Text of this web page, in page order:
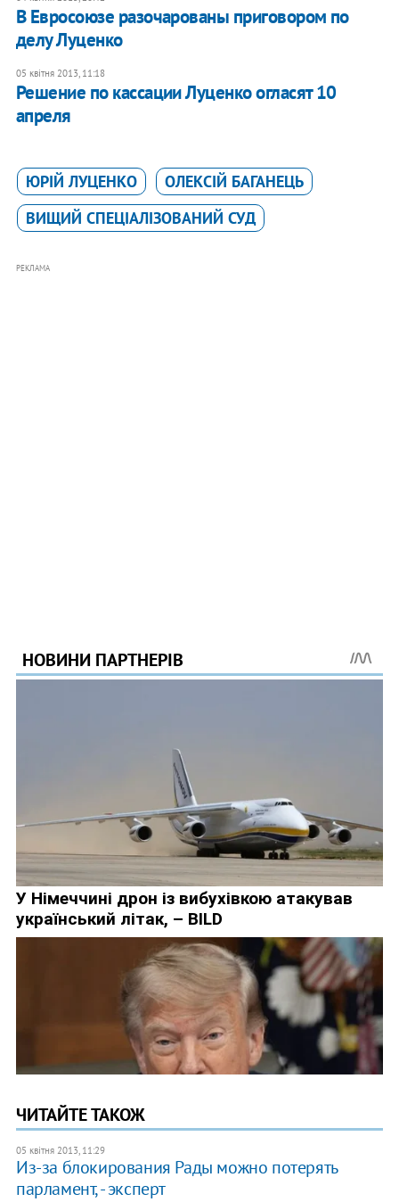
В Евросоюзе разочарованы приговором по
делу Луценко
05 квітня 2013, 11:18
Решение по кассации Луценко огласят 10
апреля
ЮРІЙ ЛУЦЕНКО
ОЛЕКСІЙ БАГАНЕЦЬ
ВИЩИЙ СПЕЦІАЛІЗОВАНИЙ СУД
РЕКЛАМА
ЧИТАЙТЕ ТАКОЖ
05 квітня 2013, 11:29
Из-за блокирования Рады можно потерять
парламент, - эксперт